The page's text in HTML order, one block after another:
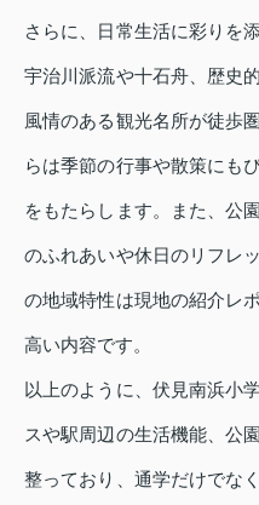
さらに、日常生活に彩りを
宇治川派流や十石舟、歴史
風情のある観光名所が徒歩
らは季節の行事や散策にも
をもたらします。また、公
のふれあいや休日のリフレ
の地域特性は現地の紹介レ
高い内容です。
以上のように、伏見南浜小
スや駅周辺の生活機能、公
整っており、通学だけでな